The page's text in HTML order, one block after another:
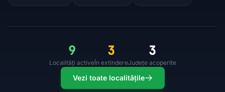
9
Localități active
3
În extindere
3
Județe acoperite
Vezi toate localitățile